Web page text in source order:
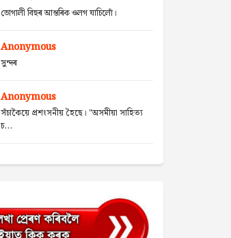
ভোগালী বিহুৰ আন্তৰিক ওলগ যাচিলোঁ।
Anonymous
সুন্দৰ
Anonymous
সঁচাকৈয়ে প্ৰশংসনীয় হৈছে। "অসমীয়া সাহিত্য
চ...